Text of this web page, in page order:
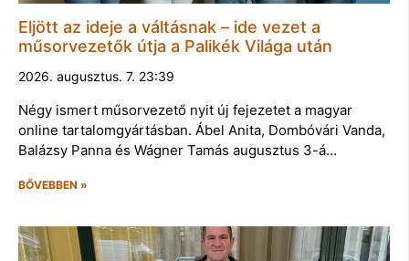
Eljött az ideje a váltásnak – ide vezet a
műsorvezetők útja a Palikék Világa után
2026. augusztus. 7. 23:39
Négy ismert műsorvezető nyit új fejezetet a magyar
online tartalomgyártásban. Ábel Anita, Dombóvári Vanda,
Balázsy Panna és Wágner Tamás augusztus 3-á…
BŐVEBBEN »